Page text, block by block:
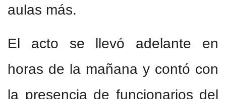
aulas más.
El acto se llevó adelante en
horas de la mañana y contó con
la presencia de funcionarios del